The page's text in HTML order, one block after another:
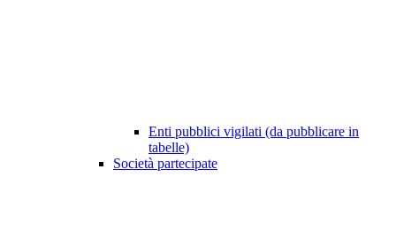
Enti pubblici vigilati (da pubblicare in
tabelle)
Società partecipate